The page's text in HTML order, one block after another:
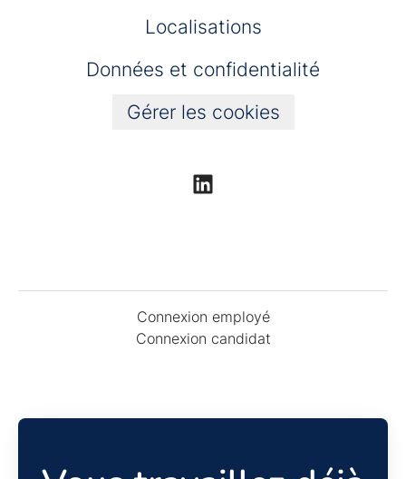
Localisations
Données et confidentialité
Gérer les cookies
Connexion employé
Connexion candidat